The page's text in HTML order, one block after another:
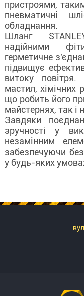
пристроями,
пневматичні
обладнання.
Шланг
надійними
герметичне
підвищує
витоку
мастил, хімічних
що робить його
майстернях, так і
Завдяки
зручності у
незамінним
забезпечуючи
у будь-яких